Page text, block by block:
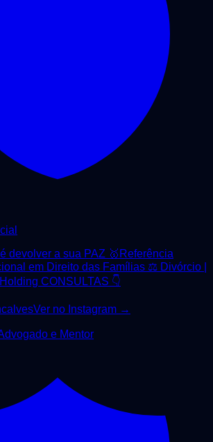
devolver a sua PAZ 🥇Referência
em Direito das Famílias ⚖️ Divórcio |
CONSULTAS 👇
Ver no Instagram →
e Mentor